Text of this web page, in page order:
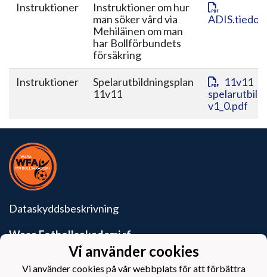
Instruktioner
Instruktioner om hur
man söker vård via
Mehiläinen om man
har Bollförbundets
försäkring
Instruktioner
Spelarutbildningsplan
11v11
11v11
v1_0.pdf
Dataskyddsbeskrivning
Wasa Fotbollsakademi rf
Krutkällarvägen 6Vi använder cookies
Vi använder cookies på vår webbplats för att förbättra